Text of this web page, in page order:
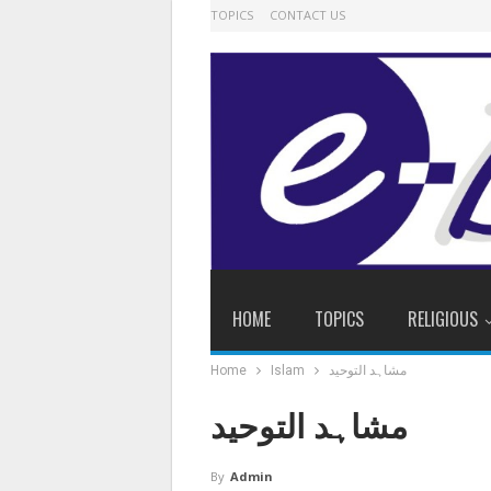
TOPICS CONTACT US
HOME TOPICS RELIGIOUS
Home Islam مشاہد التوحید
مشاہد التوحید
By Admin